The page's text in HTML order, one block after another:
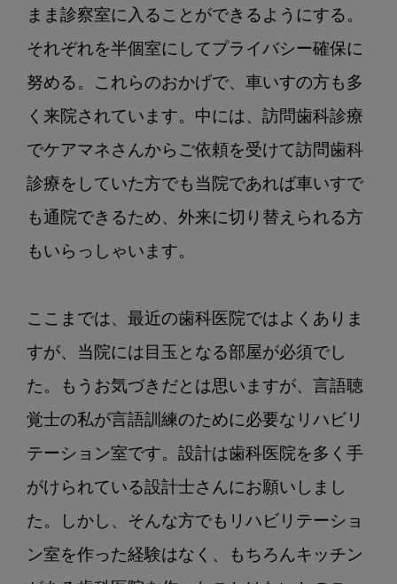
2
言
語
聴
覚
士
が
い
る
歯
院
で
き
ま
で
まま診察室に入ることができるようにする。
それぞれを半個室にしてプライバシー確保に
努める。これらのおかげで、車いすの方も多
く来院されています。中には、訪問歯科診療
でケアマネさんからご依頼を受けて訪問歯科
診療をしていた方でも当院であれば車いすで
も通院できるため、外来に切り替えられる方
もいらっしゃいます。
ここまでは、最近の歯科医院ではよくありま
すが、当院には目玉となる部屋が必須でし
た。もうお気づきだとは思いますが、言語聴
覚士の私が言語訓練のために必要なリハビリ
テーション室です。設計は歯科医院を多く手
がけられている設計士さんにお願いしまし
た。しかし、そんな方でもリハビリテーショ
ン室を作った経験はなく、もちろんキッチン